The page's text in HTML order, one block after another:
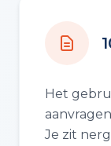
Het
Je zit